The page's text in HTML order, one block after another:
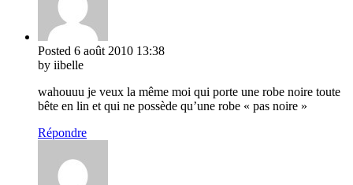
Posted 6 août 2010 13:38
by iibelle
wahouuu je veux la même moi qui porte une robe noire toute
bête en lin et qui ne possède qu’une robe « pas noire »
Répondre